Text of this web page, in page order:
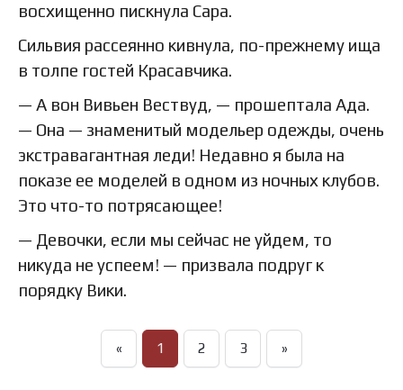
восхищенно пискнула Сара.
Сильвия рассеянно кивнула, по-прежнему ища
в толпе гостей Красавчика.
— А вон Вивьен Вествуд, — прошептала Ада.
— Она — знаменитый модельер одежды, очень
экстравагантная леди! Недавно я была на
показе ее моделей в одном из ночных клубов.
Это что-то потрясающее!
— Девочки, если мы сейчас не уйдем, то
никуда не успеем! — призвала подруг к
порядку Вики.
« 1 2 3 »